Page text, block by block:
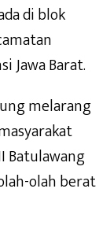
di blok
Jawa Barat.
melarang
Batulawang
olah berat